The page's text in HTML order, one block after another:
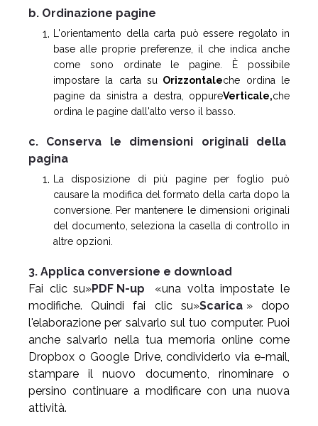
b. Ordinazione pagine
L'orientamento della carta può essere regolato in
base alle proprie preferenze, il che indica anche
come sono ordinate le pagine. È possibile
impostare la carta su Orizzontaleche ordina le
pagine da sinistra a destra, oppureVerticale,che
ordina le pagine dall'alto verso il basso.
c. Conserva le dimensioni originali della
pagina
La disposizione di più pagine per foglio può
causare la modifica del formato della carta dopo la
conversione. Per mantenere le dimensioni originali
del documento, seleziona la casella di controllo in
altre opzioni.
3. Applica conversione e download
Fai clic su»PDF N-up
«una volta impostate le
modifiche. Quindi fai clic su»Scarica » dopo
l'elaborazione per salvarlo sul tuo computer. Puoi
anche salvarlo nella tua memoria online come
Dropbox o Google Drive, condividerlo via e-mail,
stampare il nuovo documento, rinominare o
persino continuare a modificare con una nuova
attività.